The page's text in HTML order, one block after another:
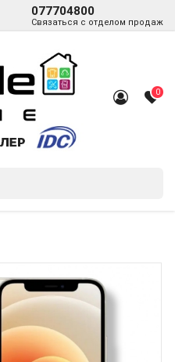
077704800
Связаться с отделом продаж
0